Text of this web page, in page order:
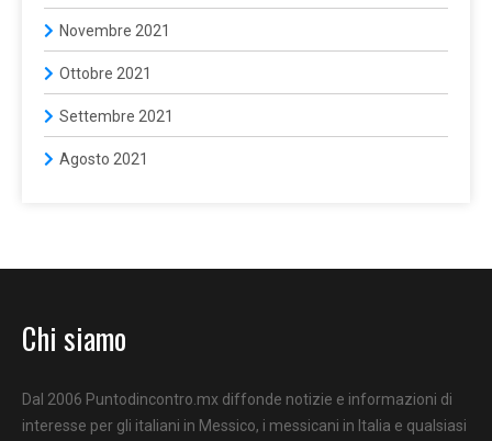
Novembre 2021
Ottobre 2021
Settembre 2021
Agosto 2021
Chi siamo
Dal 2006 Puntodincontro.mx diffonde notizie e informazioni di
interesse per gli italiani in Messico, i messicani in Italia e qualsiasi